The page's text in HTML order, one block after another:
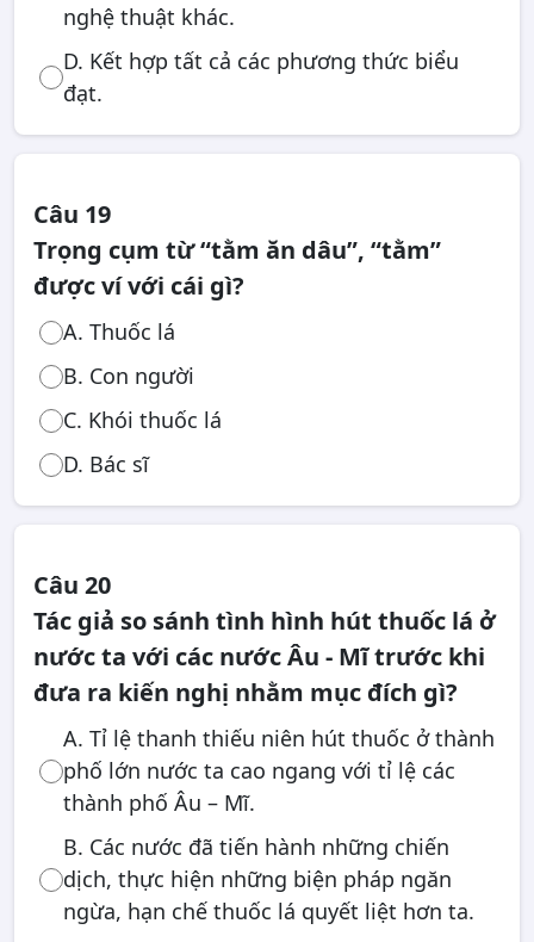
nghệ thuật khác.
D. Kết hợp tất cả các phương thức biểu
đạt.
Câu 19
Trọng cụm từ “tằm ăn dâu”, “tằm”
được ví với cái gì?
A. Thuốc lá
B. Con người
C. Khói thuốc lá
D. Bác sĩ
Câu 20
Tác giả so sánh tình hình hút thuốc lá ở
nước ta với các nước Âu - Mĩ trước khi
đưa ra kiến nghị nhằm mục đích gì?
A. Tỉ lệ thanh thiếu niên hút thuốc ở thành
phố lớn nước ta cao ngang với tỉ lệ các
thành phố Âu – Mĩ.
B. Các nước đã tiến hành những chiến
dịch, thực hiện những biện pháp ngăn
ngừa, hạn chế thuốc lá quyết liệt hơn ta.